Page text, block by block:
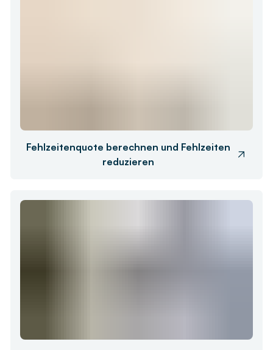
Fehlzeitenquote berechnen und Fehlzeiten
reduzieren